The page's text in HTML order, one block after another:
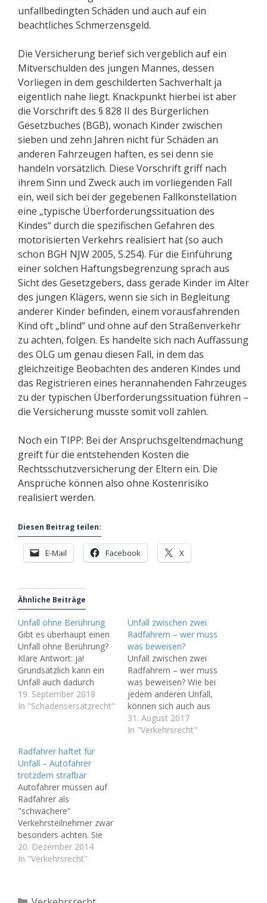
unfallbedingten Schäden und auch auf ein
beachtliches Schmerzensgeld.
Die Versicherung berief sich vergeblich auf ein
Mitverschulden des jungen Mannes, dessen
Vorliegen in dem geschilderten Sachverhalt ja
eigentlich nahe liegt. Knackpunkt hierbei ist aber
die Vorschrift des § 828 II des Bürgerlichen
Gesetzbuches (BGB), wonach Kinder zwischen
sieben und zehn Jahren nicht für Schäden an
anderen Fahrzeugen haften, es sei denn sie
handeln vorsätzlich. Diese Vorschrift griff nach
ihrem Sinn und Zweck auch im vorliegenden Fall
ein, weil sich bei der gegebenen Fallkonstellation
eine „typische Überforderungssituation des
Kindes“ durch die spezifischen Gefahren des
motorisierten Verkehrs realisiert hat (so auch
schon BGH NJW 2005, S.254). Für die Einführung
einer solchen Haftungsbegrenzung sprach aus
Sicht des Gesetzgebers, dass gerade Kinder im Alter
des jungen Klägers, wenn sie sich in Begleitung
anderer Kinder befinden, einem vorausfahrenden
Kind oft „blind“ und ohne auf den Straßenverkehr
zu achten, folgen. Es handelte sich nach Auffassung
des OLG um genau diesen Fall, in dem das
gleichzeitige Beobachten des anderen Kindes und
das Registrieren eines herannahenden Fahrzeuges
zu der typischen Überforderungssituation führen –
die Versicherung musste somit voll zahlen.
Noch ein TIPP: Bei der Anspruchsgeltendmachung
greift für die entstehenden Kosten die
Rechtsschutzversicherung der Eltern ein. Die
Ansprüche können also ohne Kostenrisiko
realisiert werden.
Diesen Beitrag teilen:
E-Mail Facebook X
Ähnliche Beiträge
Unfall ohne Berührung
Gibt es überhaupt einen
Unfall ohne Berührung?
Klare Antwort: ja!
Grundsätzlich kann ein
Unfall auch dadurch
verursacht werden, dass
ein Schaden verursacht
bei Radfahrern. In einem
vom OLG Hamburg
erlassenen
Hinweisbeschluss vom
26.7.2017 (Aktenzeichen
14 U 208/16) war ein…
19. September 2018
In "Schadensersatzrecht"
Unfall zwischen zwei
Radfahrern – wer muss
was beweisen?
Unfall zwischen zwei
Radfahrern – wer muss
was beweisen? Wie bei
jedem anderen Unfall,
können sich auch aus
Unfällen zwischen zwei
Radfahrern
31. August 2017
In "Verkehrsrecht"
Radfahrer haftet für
Unfall – Autofahrer
trotzdem strafbar
Autofahrer müssen auf
Radfahrer als
"schwächere“
Verkehrsteilnehmer zwar
besonders achten. Sie
haften aber nur dort, wo
mit ihnen zu rechnen ist.
20. Dezember 2014
In "Verkehrsrecht"
Kategorien